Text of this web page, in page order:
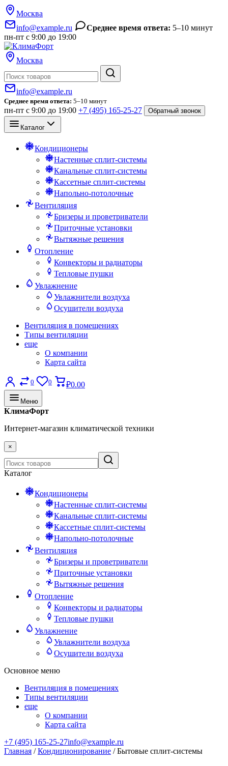
Москва
info@example.ru
Среднее время ответа: 5–10 минут
пн-пт с 9:00 до 19:00
Москва
info@example.ru
Среднее время ответа: 5–10 минут
пн-пт с 9:00 до 19:00 +7 (495) 165-25-27 Обратный звонок
Каталог
Кондиционеры
Настенные сплит-системы
Канальные сплит-системы
Кассетные сплит-системы
Напольно-потолочные
Вентиляция
Бризеры и проветриватели
Приточные установки
Вытяжные решения
Отопление
Конвекторы и радиаторы
Тепловые пушки
Увлажнение
Увлажнители воздуха
Осушители воздуха
Вентиляция в помещениях
Типы вентиляции
еще
О компании
Карта сайта
0 0 ₽0.00
Меню
КлимаФорт
Интернет-магазин климатической техники
×
Каталог
Кондиционеры
Настенные сплит-системы
Канальные сплит-системы
Кассетные сплит-системы
Напольно-потолочные
Вентиляция
Бризеры и проветриватели
Приточные установки
Вытяжные решения
Отопление
Конвекторы и радиаторы
Тепловые пушки
Увлажнение
Увлажнители воздуха
Осушители воздуха
Основное меню
Вентиляция в помещениях
Типы вентиляции
еще
О компании
Карта сайта
+7 (495) 165-25-27info@example.ru
Главная /Кондиционирование / Бытовые сплит-системы